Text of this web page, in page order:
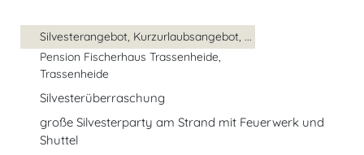
Silvesterangebot, Kurzurlaubsangebot, ...
Pension Fischerhaus Trassenheide,
Trassenheide
Silvesterüberraschung
große Silvesterparty am Strand mit Feuerwerk und
Shuttel